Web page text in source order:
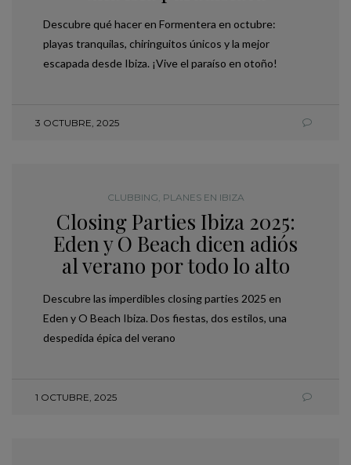
Descubre qué hacer en Formentera en octubre:
playas tranquilas, chiringuitos únicos y la mejor
escapada desde Ibiza. ¡Vive el paraíso en otoño!
3 OCTUBRE, 2025
CLUBBING PLANES EN IBIZA
Closing Parties Ibiza 2025:
Eden y O Beach dicen adiós
al verano por todo lo alto
Descubre las imperdibles closing parties 2025 en
Eden y O Beach Ibiza. Dos fiestas, dos estilos, una
despedida épica del verano
1 OCTUBRE, 2025